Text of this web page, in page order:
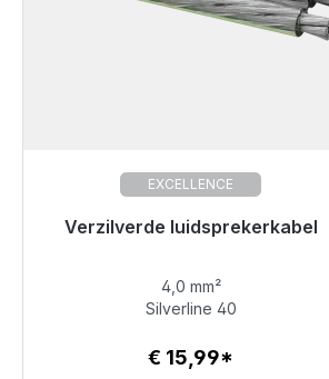
EXCELLENCE
Verzilverde luidsprekerkabel
Klaar voor onmiddellijke verzending,
€ 15,99
Details
4,0 mm²
Silverline 40
€ 15,99*